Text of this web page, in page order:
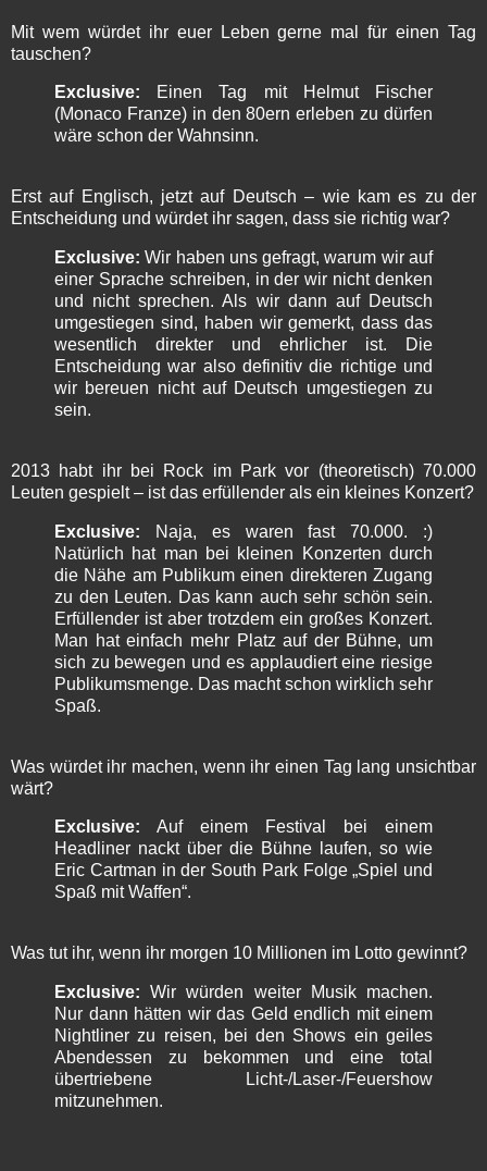
Mit wem würdet ihr euer Leben gerne mal für einen Tag
tauschen?
Exclusive: Einen Tag mit Helmut Fischer
(Monaco Franze) in den 80ern erleben zu dürfen
wäre schon der Wahnsinn.
Erst auf Englisch, jetzt auf Deutsch – wie kam es zu der
Entscheidung und würdet ihr sagen, dass sie richtig war?
Exclusive: Wir haben uns gefragt, warum wir auf
einer Sprache schreiben, in der wir nicht denken
und nicht sprechen. Als wir dann auf Deutsch
umgestiegen sind, haben wir gemerkt, dass das
wesentlich direkter und ehrlicher ist. Die
Entscheidung war also definitiv die richtige und
wir bereuen nicht auf Deutsch umgestiegen zu
sein.
2013 habt ihr bei Rock im Park vor (theoretisch) 70.000
Leuten gespielt – ist das erfüllender als ein kleines Konzert?
Exclusive: Naja, es waren fast 70.000. :)
Natürlich hat man bei kleinen Konzerten durch
die Nähe am Publikum einen direkteren Zugang
zu den Leuten. Das kann auch sehr schön sein.
Erfüllender ist aber trotzdem ein großes Konzert.
Man hat einfach mehr Platz auf der Bühne, um
sich zu bewegen und es applaudiert eine riesige
Publikumsmenge. Das macht schon wirklich sehr
Spaß.
Was würdet ihr machen, wenn ihr einen Tag lang unsichtbar
wärt?
Exclusive: Auf einem Festival bei einem
Headliner nackt über die Bühne laufen, so wie
Eric Cartman in der South Park Folge „Spiel und
Spaß mit Waffen“.
Was tut ihr, wenn ihr morgen 10 Millionen im Lotto gewinnt?
Exclusive: Wir würden weiter Musik machen.
Nur dann hätten wir das Geld endlich mit einem
Nightliner zu reisen, bei den Shows ein geiles
Abendessen zu bekommen und eine total
übertriebene Licht-/Laser-/Feuershow
mitzunehmen.